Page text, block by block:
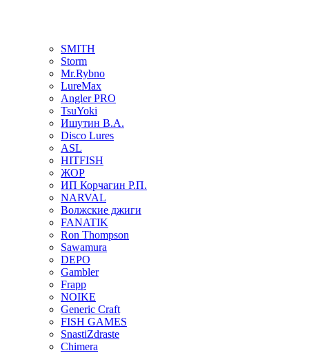
SMITH
Storm
Mr.Rybno
LureMax
Angler PRO
TsuYoki
Ишутин В.А.
Disco Lures
ASL
HITFISH
ЖОР
ИП Корчагин Р.П.
NARVAL
Волжские джиги
FANATIK
Ron Thompson
Sawamura
DEPO
Gambler
Frapp
NOIKE
Generic Craft
FISH GAMES
SnastiZdraste
Chimera